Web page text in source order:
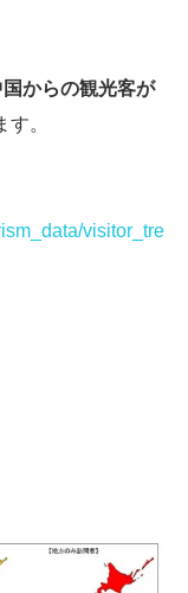
国からの観光客が
。
visitor_tre